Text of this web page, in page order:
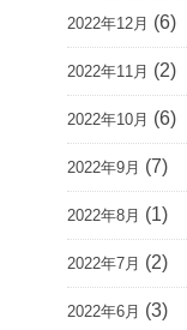
2022年12月 (6)
2022年11月 (2)
2022年10月 (6)
2022年9月 (7)
2022年8月 (1)
2022年7月 (2)
2022年6月 (3)